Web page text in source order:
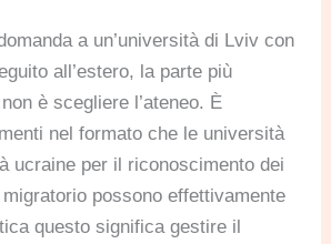
a un’università di Lviv con
all’estero, la parte più
è scegliere l’ateneo. È
nel formato che le università
ucraine per il riconoscimento dei
possono effettivamente
questo significa gestire il